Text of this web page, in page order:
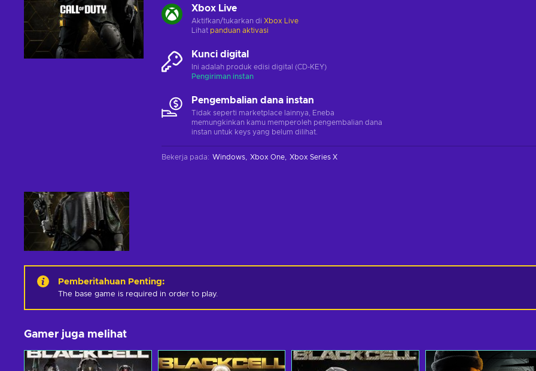
Xbox Live
Aktifkan/tukarkan di Xbox Live
Lihat panduan aktivasi
Kunci digital
Ini adalah produk edisi digital (CD-KEY)
Pengiriman instan
Pengembalian dana instan
Tidak seperti marketplace lainnya, Eneba
memungkinkan kamu memperoleh pengembalian dana
instan untuk keys yang belum dilihat.
Bekerja pada: Windows Xbox One Xbox Series X
Pemberitahuan Penting:
The base game is required in order to play.
Gamer juga melihat